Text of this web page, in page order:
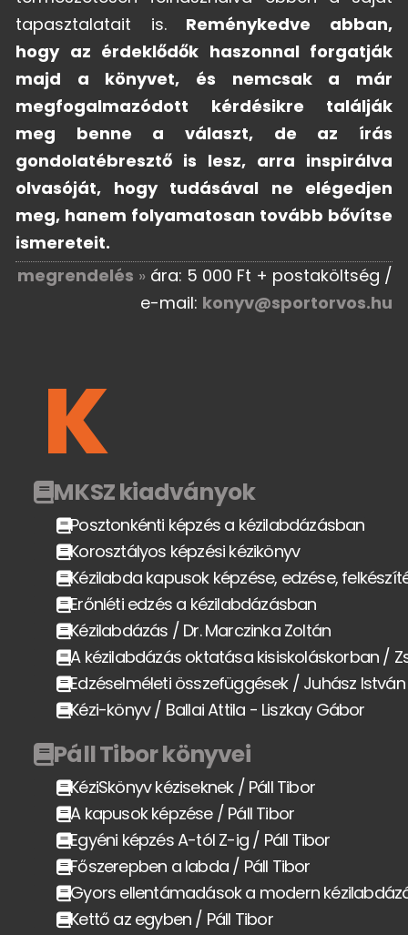
tapasztalatait is. Reménykedve abban,
hogy az érdeklődők haszonnal forgatják
majd a könyvet, és nemcsak a már
megfogalmazódott kérdésikre találják
meg benne a választ, de az írás
gondolatébresztő is lesz, arra inspirálva
olvasóját, hogy tudásával ne elégedjen
meg, hanem folyamatosan tovább bővítse
ismereteit.
megrendelés » ára: 5 000 Ft + postaköltség /
e-mail: konyv@sportorvos.hu
K
MKSZ kiadványok
Posztonkénti képzés a kézilabdázásban
Korosztályos képzési kézikönyv
Kézilabda kapusok képzése, edzése,
Erőnléti edzés a kézilabdázásban
Kézilabdázás / Dr. Marczinka Zoltán
A kézilabdázás oktatása kisiskoláskorban /
Edzéselméleti összefüggések / Juhász István
Kézi-könyv / Ballai Attila - Liszkay Gábor
Páll Tibor könyvei
KéziSkönyv kéziseknek / Páll Tibor
A kapusok képzése / Páll Tibor
Egyéni képzés A-tól Z-ig / Páll Tibor
Főszerepben a labda / Páll Tibor
Gyors ellentámadások a modern
Kettő az egyben / Páll Tibor